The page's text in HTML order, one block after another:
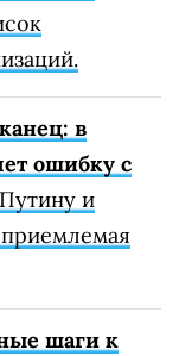
в
ошибку с
и
шаги к